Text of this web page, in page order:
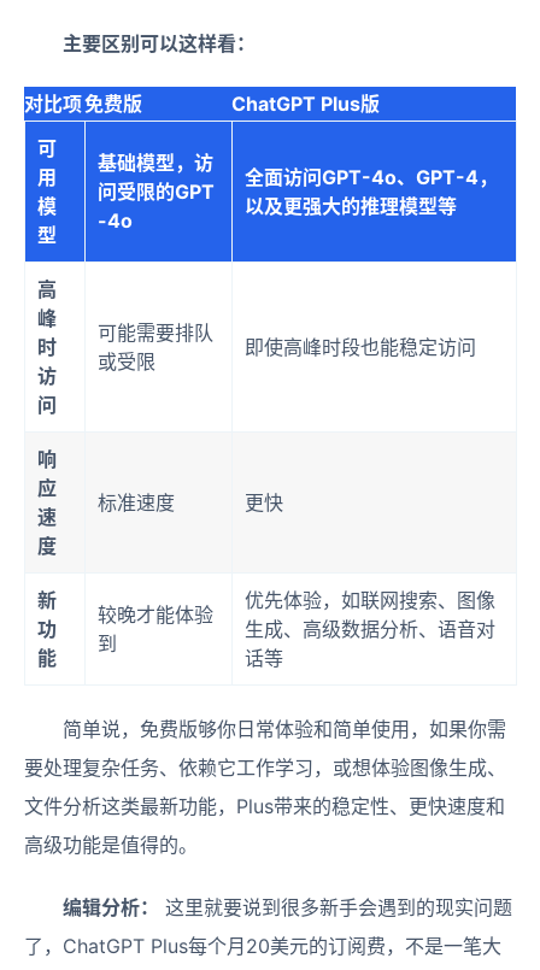
主要区别可以这样看：
对比项免费版
ChatGPT Plus版
可
用
模
型
基础模型，访
问受限的GPT
-4o
全面访问GPT-4o、GPT-4，
以及更强大的推理模型等
高
峰
时
访
问
可能需要排队
或受限
即使高峰时段也能稳定访问
响
应
速
度
标准速度 更快
新
功
能
较晚才能体验
到
优先体验，如联网搜索、图像
生成、高级数据分析、语音对
话等
简单说，免费版够你日常体验和简单使用，如果你需
要处理复杂任务、依赖它工作学习，或想体验图像生成、
文件分析这类最新功能，Plus带来的稳定性、更快速度和
高级功能是值得的。
编辑分析：
这里就要说到很多新手会遇到的现实问题
了，ChatGPT Plus每个月20美元的订阅费，不是一笔大